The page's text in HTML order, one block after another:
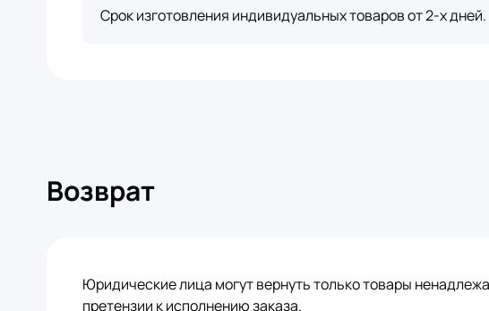
Срок изготовления индивидуальных товаров от 2-х дней.
Возврат
Юридические лица могут вернуть только товары
претензии к исполнению заказа.